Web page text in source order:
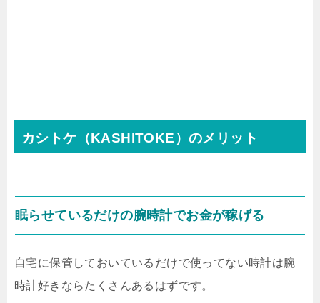
カシトケ（KASHITOKE）のメリット
眠らせているだけの腕時計でお金が稼げる
自宅に保管しておいているだけで使ってない時計は腕
時計好きならたくさんあるはずです。